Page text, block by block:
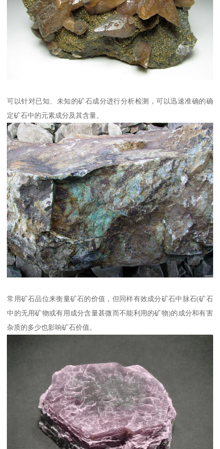
可以针对已知、未知的矿石成分进行分析检测，可以迅速准确的确
定矿石中的元素成分及其含量。
常用矿石品位来衡量矿石的价值，但同样有效成分矿石中脉石(矿石
中的无用矿物或有用成分含量甚微而不能利用的矿物)的成分和有害
杂质的多少也影响矿石价值。